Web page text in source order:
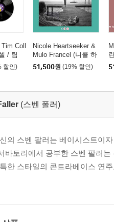
Coll
/ 팀
we g
할인)
Nicole Heartseeker &
Mulo Francel (니콜 하
트시커 & 뮬로 프란셀)
- Moon River [LP]
51,500원 (19% 할인)
x
(스벤 폴러)
의 스벤 팔러는 베이시스트이
바토리에서 공부한 스벤 팔러
한 스타일의 콘트라베이스 연